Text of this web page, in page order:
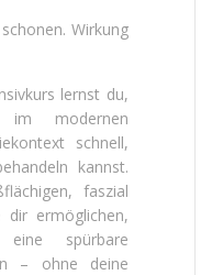
Wirkung
lernst du,
modernen
schnell,
kannst.
faszial
dir ermöglichen,
spürbare
– ohne deine